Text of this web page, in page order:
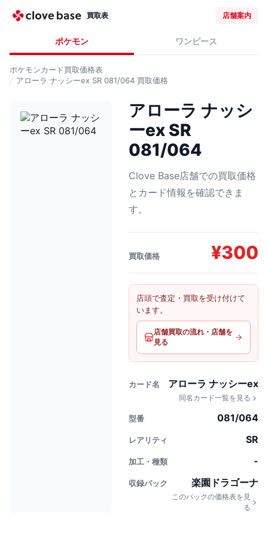
買取表 店舗案内
ポケモン ワンピース
ポケモンカード買取価格表
アローラ ナッシーex SR 081/064 買取価格
アローラ ナッシ
ーex SR
081/064
Clove Base店舗での買取価格
とカード情報を確認できま
す。
買取価格 ¥300
店頭で査定・買取を受け付けて
います。
店舗買取の流れ・店舗を
見る
カード名 アローラ ナッシーex
同名カード一覧を見る
型番 081/064
レアリティ SR
加工・種類 -
収録パック 楽園ドラゴーナ
このパックの価格表を見
る